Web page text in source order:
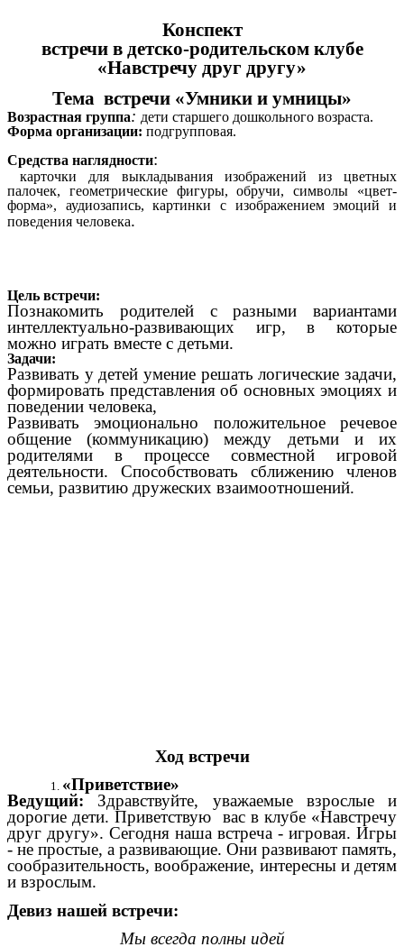
Конспект
встречи в детско-родительском клубе
«Навстречу друг другу»
Тема встречи «Умники и умницы»
Возрастная группа: дети старшего дошкольного возраста.
Форма организации: подгрупповая.
Средства наглядности:
карточки для выкладывания изображений из цветных
палочек, геометрические фигуры, обручи, символы «цвет-
форма», аудиозапись, картинки с изображением эмоций и
поведения человека.
Цель встречи:
Познакомить родителей с разными вариантами
интеллектуально-развивающих игр, в которые
можно играть вместе с детьми.
Задачи:
Развивать у детей умение решать логические задачи,
формировать представления об основных эмоциях и
поведении человека,
Развивать эмоционально положительное речевое
общение (коммуникацию) между детьми и их
родителями в процессе совместной игровой
деятельности. Способствовать сближению членов
семьи, развитию дружеских взаимоотношений.
Ход встречи
«Приветствие»
Ведущий: Здравствуйте, уважаемые взрослые и
дорогие дети. Приветствую вас в клубе «Навстречу
друг другу». Сегодня наша встреча - игровая. Игры
- не простые, а развивающие. Они развивают память,
сообразительность, воображение, интересны и детям
и взрослым.
Девиз нашей встречи:
Мы всегда полны идей